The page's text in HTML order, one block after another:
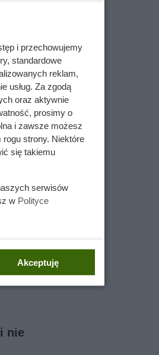
nie
i przechowujemy
standardowe
reklam,
usług. Za zgodą
oraz aktywnie
prosimy o
i zawsze możesz
strony. Niektóre
się takiemu
serwisów
w Polityce
Akceptuję